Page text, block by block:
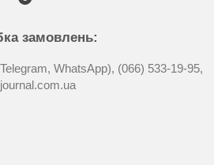
замовлень:
WhatsApp), (066) 533-19-95,